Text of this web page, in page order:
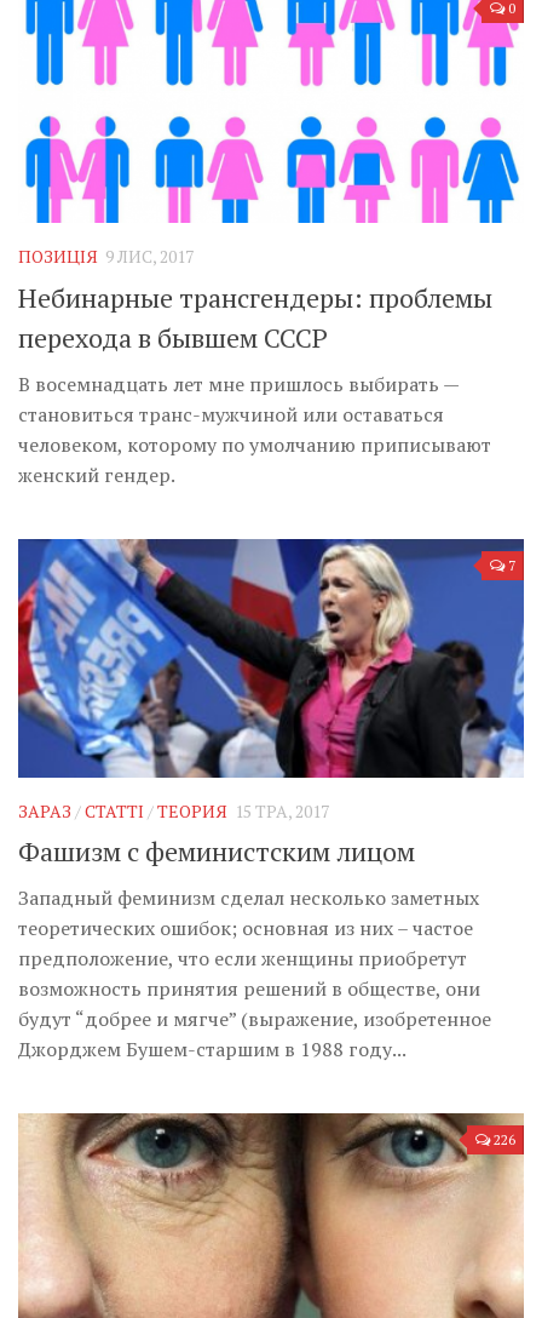
0
ПОЗИЦІЯ 9 ЛИС, 2017
Небинарные трансгендеры: проблемы
перехода в бывшем СССР
В восемнадцать лет мне пришлось выбирать —
становиться транс-мужчиной или оставаться
человеком, которому по умолчанию приписывают
женский гендер.
7
ЗАРАЗ /СТАТТІ /ТЕОРИЯ 15 ТРА, 2017
Фашизм с феминистским лицом
Западный феминизм сделал несколько заметных
теоретических ошибок; основная из них – частое
предположение, что если женщины приобретут
возможность принятия решений в обществе, они
будут “добрее и мягче” (выражение, изобретенное
Джорджем Бушем-старшим в 1988 году...
226